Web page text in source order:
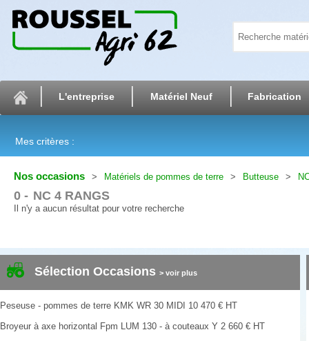
L'entreprise Matériel Neuf Fabrication
Mes critères :
Nos occasions Matériels de pommes de terre Butteuse
0 NC 4 RANGS
Il n'y a aucun résultat pour votre recherche
Sélection Occasions > voir plus
Peseuse - pommes de terre KMK WR 30 MIDI 10 470 € HT
Broyeur à axe horizontal Fpm LUM 130 - à couteaux Y 2 660 € HT